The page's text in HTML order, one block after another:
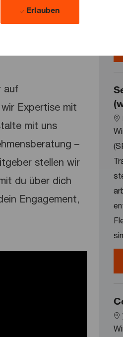
Erlauben
auf
Expertise mit
mit uns
–
stellen wir
du über dich
Engagement,